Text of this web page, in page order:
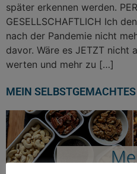
später erkennen werden.
GESELLSCHAFTLICH Ich
nach der Pandemie nicht
davor. Wäre es JETZT nicht
werten und mehr zu […]
MEIN